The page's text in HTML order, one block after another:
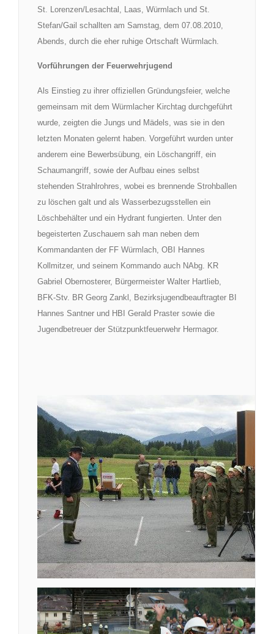
St. Lorenzen/Lesachtal, Laas, Würmlach und St.
Stefan/Gail schallten am Samstag, dem 07.08.2010,
Abends, durch die eher ruhige Ortschaft Würmlach.
Vorführungen der Feuerwehrjugend
Als Einstieg zu ihrer offiziellen Gründungsfeier, welche
gemeinsam mit dem Würmlacher Kirchtag durchgeführt
wurde, zeigten die Jungs und Mädels, was sie in den
letzten Monaten gelernt haben. Vorgeführt wurden unter
anderem eine Bewerbsübung, ein Löschangriff, ein
Schaumangriff, sowie der Aufbau eines selbst
stehenden Strahlrohres, wobei es brennende Strohballen
zu löschen galt und als Wasserbezugsstellen ein
Löschbehälter und ein Hydrant fungierten. Unter den
begeisterten Zuschauern sah man neben dem
Kommandanten der FF Würmlach, OBI Hannes
Kollmitzer, und seinem Kommando auch NAbg. KR
Gabriel Obernosterer, Bürgermeister Walter Hartlieb,
BFK-Stv. BR Georg Zankl , Bezirksjugendbeauftragter BI
Hannes Santner und HBI Gerald Praster sowie die
Jugendbetreuer der Stützpunktfeuerwehr Hermagor.